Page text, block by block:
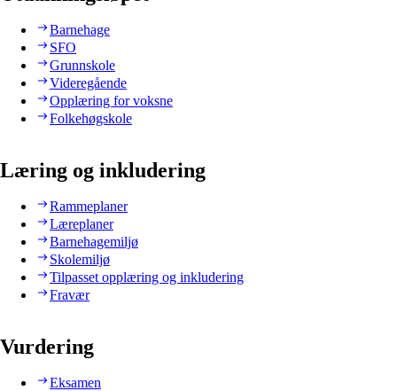
Barnehage
SFO
Grunnskole
Videregående
Opplæring for voksne
Folkehøgskole
Læring og inkludering
Rammeplaner
Læreplaner
Barnehagemiljø
Skolemiljø
Tilpasset opplæring og inkludering
Fravær
Vurdering
Eksamen